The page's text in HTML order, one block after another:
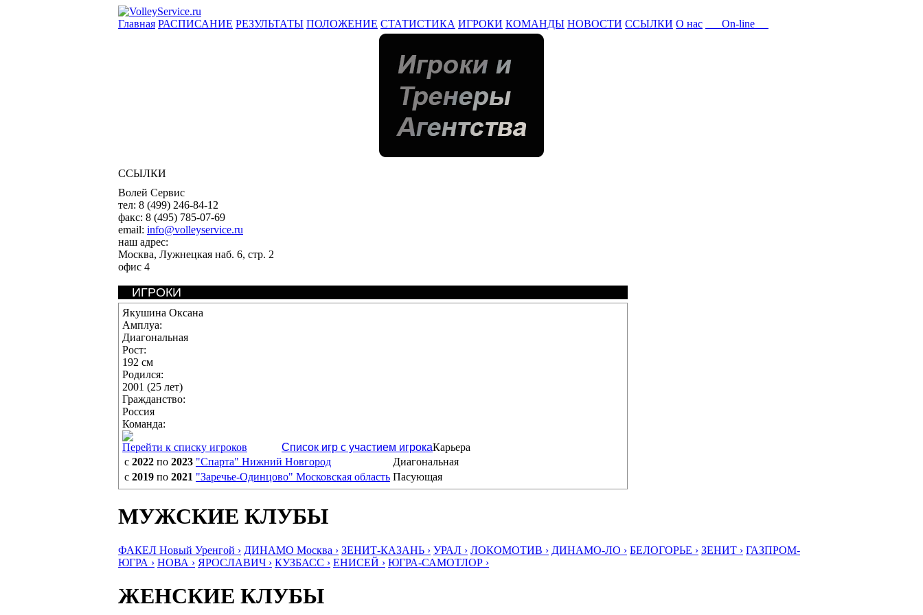
Главная РАСПИСАНИЕ РЕЗУЛЬТАТЫ ПОЛОЖЕНИЕ СТАТИСТИКА ИГРОКИ КОМАНДЫ НОВОСТИ ССЫЛКИ О нас On-line
ССЫЛКИ
Волей Сервис
тел: 8 (499) 246-84-12
факс: 8 (495) 785-07-69
email: info@volleyservice.ru
наш адрес:
Москва, Лужнецкая наб. 6, стр. 2
офис 4
ИГРОКИ
Якушина Оксана
Амплуа:
Диагональная
Рост:
192 см
Родился:
2001 (25 лет)
Гражданство:
Россия
Команда:
Перейти к списку игроков
Список игр с участием игрокаКарьера
с 2022 по 2023 "Спарта" Нижний Новгород
Диагональная
с 2019 по 2021 "Заречье-Одинцово" Московская область Пасующая
МУЖСКИЕ КЛУБЫ
ФАКЕЛ Новый Уренгой › ДИНАМО Москва › ЗЕНИТ-КАЗАНЬ › УРАЛ › ЛОКОМОТИВ › ДИНАМО-ЛО › БЕЛОГОРЬЕ › ЗЕНИТ › ГАЗПРОМ-
ЮГРА › НОВА › ЯРОСЛАВИЧ › КУЗБАСС › ЕНИСЕЙ › ЮГРА-САМОТЛОР ›
ЖЕНСКИЕ КЛУБЫ